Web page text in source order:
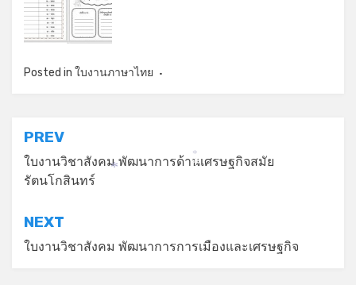
Posted in ใบงานภาษาไทย
แนะแนว
เรื่อง
PREV
ใบงานวิชาสังคม พัฒนาการด้านเศรษฐกิจสมัย
รัตนโกสินทร์
NEXT
ใบงานวิชาสังคม พัฒนาการการเมืองและเศรษฐกิจ
*